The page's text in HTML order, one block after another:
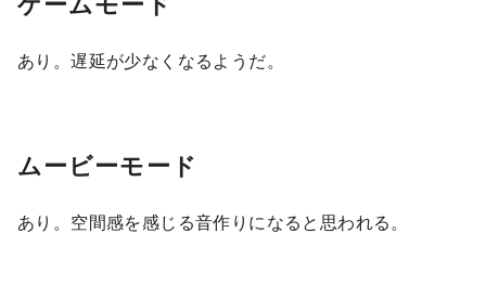
あり。遅延が少なくなるようだ。
ムービーモード
あり。空間感を感じる音作りになると思われる。